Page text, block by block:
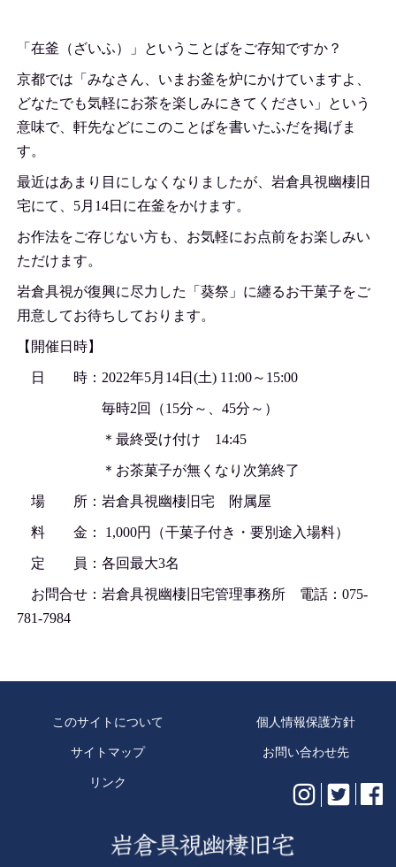
「在釜（ざいふ）」ということばをご存知ですか？
京都では「みなさん、いまお釜を炉にかけていますよ、
どなたでも気軽にお茶を楽しみにきてください」という
意味で、軒先などにこのことばを書いたふだを掲げま
す。
最近はあまり目にしなくなりましたが、岩倉具視幽棲旧
宅にて、5月14日に在釜をかけます。
お作法をご存じない方も、お気軽にお点前をお楽しみい
ただけます。
岩倉具視が復興に尽力した「葵祭」に纏るお干菓子をご
用意してお待ちしております。
【開催日時】
日 時：2022年5月14日(土) 11:00～15:00
毎時2回（15分～、45分～）
＊最終受け付け 14:45
＊お茶菓子が無くなり次第終了
場 所：岩倉具視幽棲旧宅 附属屋
料 金： 1,000円（干菓子付き・要別途入場料）
定 員：各回最大3名
お問合せ：岩倉具視幽棲旧宅管理事務所 電話：075-
781-7984
このサイトについて 個人情報保護方針
サイトマップ お問い合わせ先
リンク